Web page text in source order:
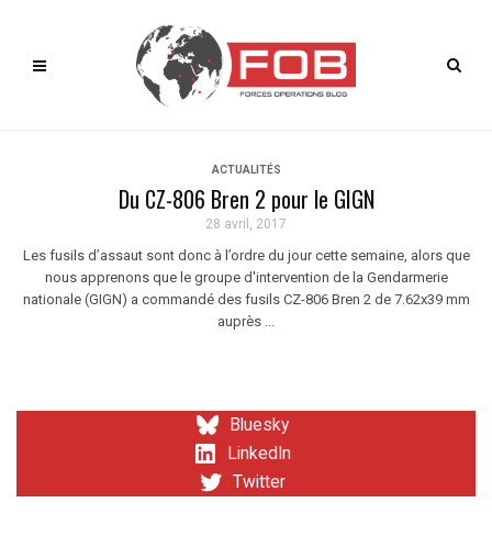
ACTUALITÉS
Du CZ-806 Bren 2 pour le GIGN
28 avril, 2017
Les fusils d’assaut sont donc à l’ordre du jour cette semaine, alors que
nous apprenons que le groupe d'intervention de la Gendarmerie
nationale (GIGN) a commandé des fusils CZ-806 Bren 2 de 7.62x39 mm
auprès ...
Bluesky
LinkedIn
Twitter